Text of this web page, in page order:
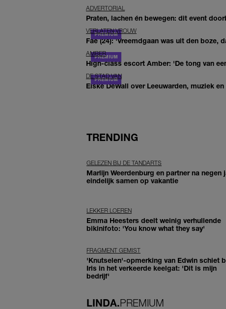
ADVERTORIAL
Praten, lachen én bewegen: dit event
VERLATEN VROUW
Fae (24): 'Vreemdgaan was uit den
AMBER
High-class escort Amber: 'De tong van
DE STAD VAN
Elske DeWall over Leeuwarden, muziek
TRENDING
GELEZEN BIJ DE TANDARTS
Marlijn Weerdenburg en partner na negen
eindelijk samen op vakantie
LEKKER LOEREN
Emma Heesters deelt weinig verhullende
bikinifoto: 'You know what they say'
FRAGMENT GEMIST
'Knutselen'-opmerking van Edwin schiet
Iris in het verkeerde keelgat: 'Dit is mijn
bedrijf'
LINDA.PREMIUM